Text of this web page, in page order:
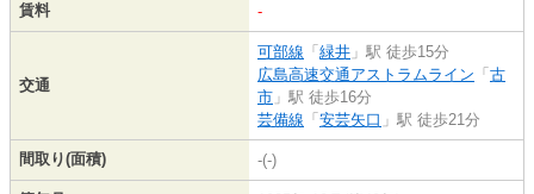
賃料 -
交通
可部線 「 緑井 」駅 徒歩15分
広島高速交通アストラムライン 「 古
市 」駅 徒歩16分
芸備線 「 安芸矢口 」駅 徒歩21分
間取り(面積) -(-)